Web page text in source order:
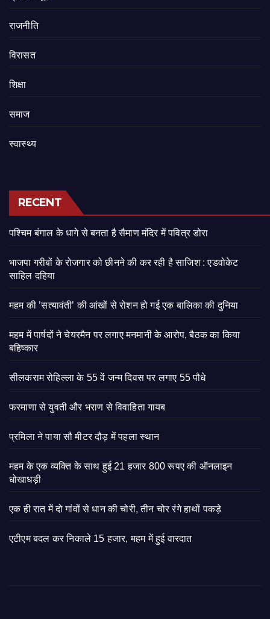
राजनीति
‍‍विरासत
शिक्षा
समाज
स्वास्थ्य
RECENT
पश्चिम बंगाल के धागे से बनता है सैमाण मंदिर में पवित्र डोरा
भाजपा गरीबों के रोजगार को छीनने की कर रही है साजिश : एडवोकेट
साहिल दहिया
महम की ’सत्यावंती’ की आंखों से रोशन हो गई एक बालिका की दुनिया
महम में पार्षदों ने चेयरमैन पर लगाए मनमानी के आरोप, बैठक का किया
बहिष्कार
सीलकराम रोहिल्ला के 55 वें जन्म दिवस पर लगाए 55 पौधे
फरमाणा से युवती और भराण से विवाहिता गायब
प्रमिला ने पाया सौ मीटर दौड़ में पहला स्थान
महम के एक व्यक्ति के साथ हुई 21 हजार 800 रूपए की ऑनलाइन
धोखाधड़ी
एक ही रात में दो गांवों से धान की चोरी, तीन चोर रंगे हाथों पकड़े
एटीएम बदल कर निकाले 15 हजार, महम में हुई वारदात